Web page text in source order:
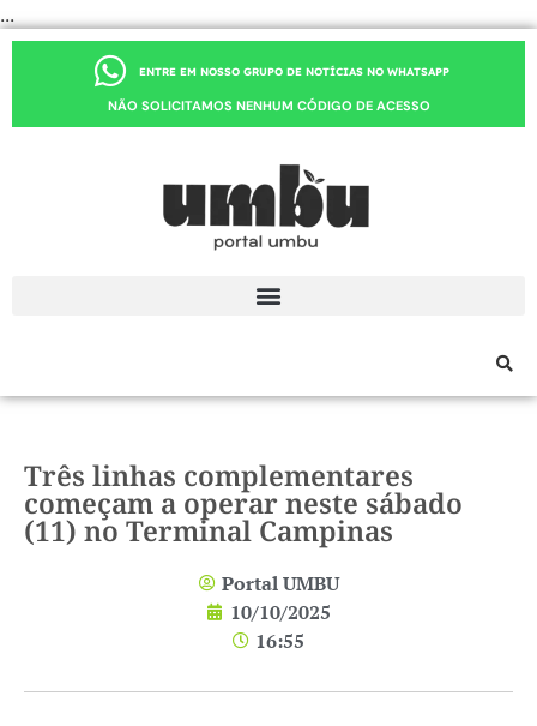
...
ENTRE EM NOSSO GRUPO DE NOTÍCIAS NO WHATSAPP
NÃO SOLICITAMOS NENHUM CÓDIGO DE ACESSO
Três linhas complementares
começam a operar neste sábado
(11) no Terminal Campinas
Portal UMBU
10/10/2025
16:55